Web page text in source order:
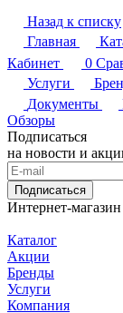
Назад к списку
Главная
Кабинет
0
Услуги
Документы
Обзоры
Подписаться
на новости и
Подписаться
Интернет-магазин
Каталог
Акции
Бренды
Услуги
Компания